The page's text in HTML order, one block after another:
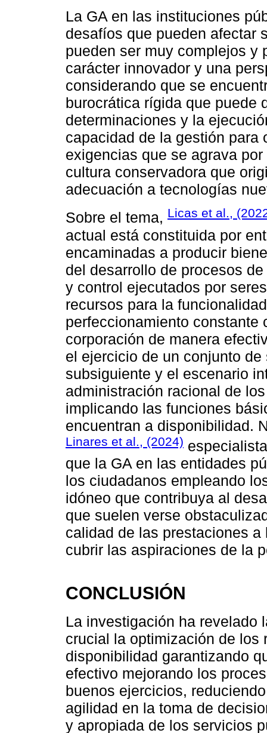
La GA en las instituciones
desafíos que pueden afectar
pueden ser muy complejos y
carácter innovador y una
considerando que se
burocrática rígida que puede
determinaciones y la
capacidad de la gestión para
exigencias que se agrava
cultura conservadora que
adecuación a tecnologías
Sobre el tema, Licas et al.,
actual está constituida por
encaminadas a producir
del desarrollo de procesos
y control ejecutados por
recursos para la
perfeccionamiento constante
corporación de manera
el ejercicio de un conjunto
subsiguiente y el escenario
administración racional de
implicando las funciones
encuentran a disponibilidad.
Linares et al., (2024)
que la GA en las entidades
los ciudadanos empleando
idóneo que contribuya al
que suelen verse
calidad de las prestaciones
cubrir las aspiraciones de la
CONCLUSIÓN
La investigación ha revelado
crucial la optimización de los
disponibilidad garantizando
efectivo mejorando los
buenos ejercicios,
agilidad en la toma de
y apropiada de los servicios